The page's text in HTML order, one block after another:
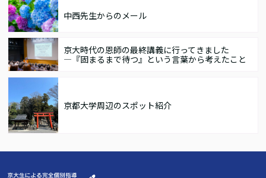
中西先生からのメール
京大時代の恩師の最終講義に行ってきました
―『固まるまで待つ』という言葉から考えたこと
京都大学周辺のスポット紹介